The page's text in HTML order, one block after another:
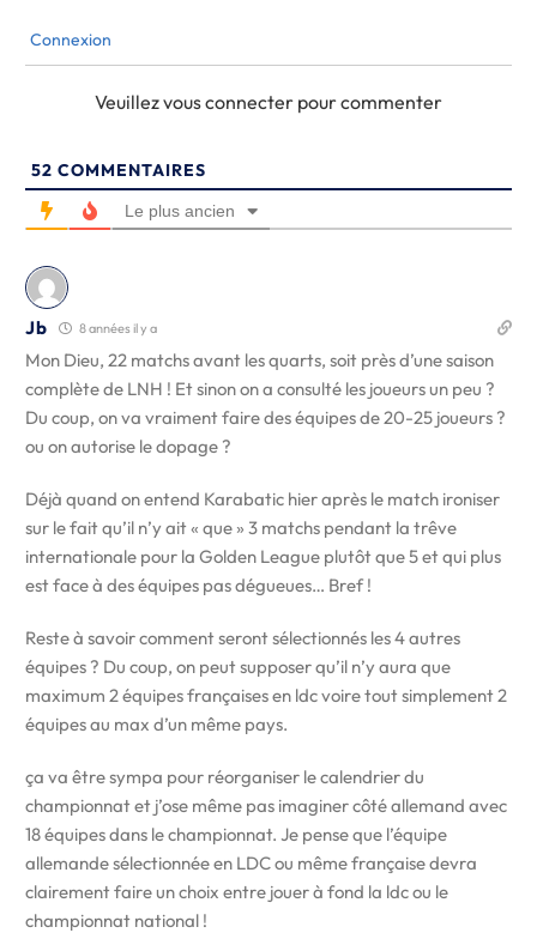
Connexion
Veuillez vous connecter pour commenter
52 COMMENTAIRES
Le plus ancien
Jb 8 années il y a
Mon Dieu, 22 matchs avant les quarts, soit près d’une saison
complète de LNH ! Et sinon on a consulté les joueurs un peu ?
Du coup, on va vraiment faire des équipes de 20-25 joueurs ?
ou on autorise le dopage ?
Déjà quand on entend Karabatic hier après le match ironiser
sur le fait qu’il n’y ait « que » 3 matchs pendant la trêve
internationale pour la Golden League plutôt que 5 et qui plus
est face à des équipes pas dégueues… Bref !
Reste à savoir comment seront sélectionnés les 4 autres
équipes ? Du coup, on peut supposer qu’il n’y aura que
maximum 2 équipes françaises en ldc voire tout simplement 2
équipes au max d’un même pays.
ça va être sympa pour réorganiser le calendrier du
championnat et j’ose même pas imaginer côté allemand avec
18 équipes dans le championnat. Je pense que l’équipe
allemande sélectionnée en LDC ou même française devra
clairement faire un choix entre jouer à fond la ldc ou le
championnat national !